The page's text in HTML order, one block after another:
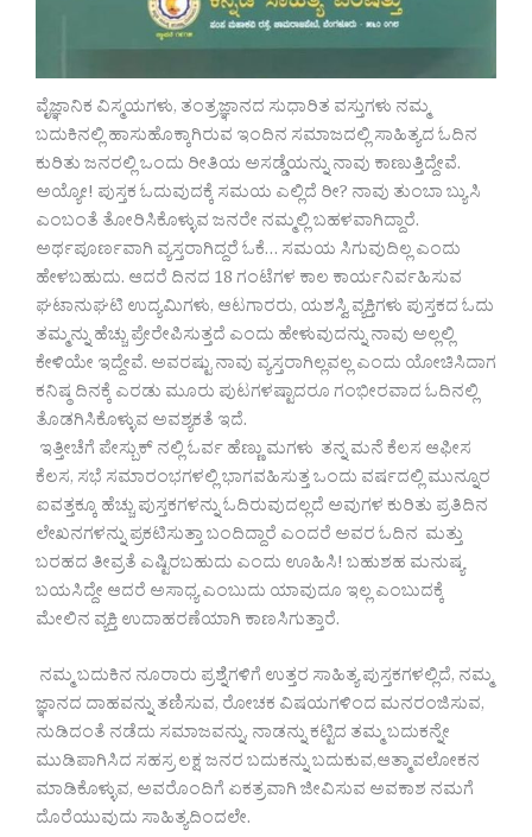
ವೈಜ್ಞಾನಿಕ ವಿಸ್ಮಯಗಳು, ತಂತ್ರಜ್ಞಾನದ ಸುಧಾರಿತ ವಸ್ತುಗಳು ನಮ್ಮ
ಬದುಕಿನಲ್ಲಿ ಹಾಸುಹೊಕ್ಕಾಗಿರುವ ಇಂದಿನ ಸಮಾಜದಲ್ಲಿ ಸಾಹಿತ್ಯದ ಓದಿನ
ಕುರಿತು ಜನರಲ್ಲಿ ಒಂದು ರೀತಿಯ ಅಸಡ್ಡೆಯನ್ನು ನಾವು ಕಾಣುತ್ತಿದ್ದೇವೆ.
ಅಯ್ಯೋ! ಪುಸ್ತಕ ಓದುವುದಕ್ಕೆ ಸಮಯ ಎಲ್ಲಿದೆ ರೀ? ನಾವು ತುಂಬಾ ಬ್ಯುಸಿ
ಎಂಬಂತೆ ತೋರಿಸಿಕೊಳ್ಳುವ ಜನರೇ ನಮ್ಮಲ್ಲಿ ಬಹಳವಾಗಿದ್ದಾರೆ.
ಅರ್ಥಪೂರ್ಣವಾಗಿ ವ್ಯಸ್ತರಾಗಿದ್ದರೆ ಓಕೆ… ಸಮಯ ಸಿಗುವುದಿಲ್ಲ ಎಂದು
ಹೇಳಬಹುದು. ಆದರೆ ದಿನದ 18 ಗಂಟೆಗಳ ಕಾಲ ಕಾರ್ಯನಿರ್ವಹಿಸುವ
ಘಟಾನುಘಟಿ ಉದ್ಯಮಿಗಳು, ಆಟಗಾರರು, ಯಶಸ್ವಿ ವ್ಯಕ್ತಿಗಳು ಪುಸ್ತಕದ ಓದು
ತಮ್ಮನ್ನು ಹೆಚ್ಚು ಪ್ರೇರೇಪಿಸುತ್ತದೆ ಎಂದು ಹೇಳುವುದನ್ನು ನಾವು ಅಲ್ಲಲ್ಲಿ
ಕೇಳಿಯೇ ಇದ್ದೇವೆ. ಅವರಷ್ಟು ನಾವು ವ್ಯಸ್ತರಾಗಿಲ್ಲವಲ್ಲ ಎಂದು ಯೋಚಿಸಿದಾಗ
ಕನಿಷ್ಠ ದಿನಕ್ಕೆ ಎರಡು ಮೂರು ಪುಟಗಳಷ್ಟಾದರೂ ಗಂಭೀರವಾದ ಓದಿನಲ್ಲಿ
ತೊಡಗಿಸಿಕೊಳ್ಳುವ ಅವಶ್ಯಕತೆ ಇದೆ.
ಇತ್ತೀಚೆಗೆ ಪೇಸ್ಬುಕ್ ನಲ್ಲಿ ಓರ್ವ ಹೆಣ್ಣು ಮಗಳು ತನ್ನ ಮನೆ ಕೆಲಸ ಆಫೀಸ
ಕೆಲಸ, ಸಭೆ ಸಮಾರಂಭಗಳಲ್ಲಿ ಭಾಗವಹಿಸುತ್ತ ಒಂದು ವರ್ಷದಲ್ಲಿ ಮುನ್ನೂರ
ಐವತ್ತಕ್ಕೂ ಹೆಚ್ಚು ಪುಸ್ತಕಗಳನ್ನು ಓದಿರುವುದಲ್ಲದೆ ಅವುಗಳ ಕುರಿತು ಪ್ರತಿದಿನ
ಲೇಖನಗಳನ್ನು ಪ್ರಕಟಿಸುತ್ತಾ ಬಂದಿದ್ದಾರೆ ಎಂದರೆ ಅವರ ಓದಿನ ಮತ್ತು
ಬರಹದ ತೀವ್ರತೆ ಎಷ್ಟಿರಬಹುದು ಎಂದು ಊಹಿಸಿ! ಬಹುಶಹ ಮನುಷ್ಯ
ಬಯಸಿದ್ದೇ ಆದರೆ ಅಸಾಧ್ಯ ಎಂಬುದು ಯಾವುದೂ ಇಲ್ಲ ಎಂಬುದಕ್ಕೆ
ಮೇಲಿನ ವ್ಯಕ್ತಿ ಉದಾಹರಣೆಯಾಗಿ ಕಾಣಸಿಗುತ್ತಾರೆ.
ನಮ್ಮ ಬದುಕಿನ ನೂರಾರು ಪ್ರಶ್ನೆಗಳಿಗೆ ಉತ್ತರ ಸಾಹಿತ್ಯ ಪುಸ್ತಕಗಳಲ್ಲಿದೆ, ನಮ್ಮ
ಜ್ಞಾನದ ದಾಹವನ್ನು ತಣಿಸುವ, ರೋಚಕ ವಿಷಯಗಳಿಂದ ಮನರಂಜಿಸುವ,
ನುಡಿದಂತೆ ನಡೆದು ಸಮಾಜವನ್ನು, ನಾಡನ್ನು ಕಟ್ಟಿದ ತಮ್ಮ ಬದುಕನ್ನೇ
ಮುಡಿಪಾಗಿಸಿದ ಸಹಸ್ರ ಲಕ್ಷ ಜನರ ಬದುಕನ್ನು ಬದುಕುವ,ಆತ್ಮಾವಲೋಕನ
ಮಾಡಿಕೊಳ್ಳುವ, ಅವರೊಂದಿಗೆ ಏಕತ್ರವಾಗಿ ಜೀವಿಸುವ ಅವಕಾಶ ನಮಗೆ
ದೊರೆಯುವುದು ಸಾಹಿತ್ಯದಿಂದಲೇ.